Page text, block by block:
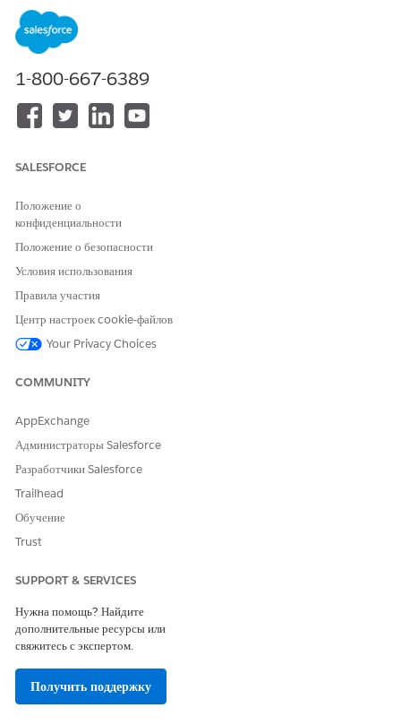
Доступно в версиях: Версии
Unlimited
Automotive или включенные в Agentforce 1 Automotive
Edition. Требует, чтобы каждый пользователь имел надстройку
Agentforce for Automotive для доступа к действию.
Дополнительные сведения см. в разделе
актива
.
ЭТА СТАТЬЯ РЕШИЛА ВАШУ ПРОБЛЕМУ?
Оставьте свой отзыв, чтобы мы могли стать лучше!
1-800-667-6389
SALESFORCE
Положение о
конфиденциальности
Положение о безопасности
Условия использования
Правила участия
Центр настроек cookie-файлов
Your Privacy Choices
COMMUNITY
AppExchange
Администраторы Salesforce
Разработчики Salesforce
Trailhead
Обучение
Trust
SUPPORT & SERVICES
Нужна помощь? Найдите
дополнительные ресурсы или
свяжитесь с экспертом.
Получить поддержку